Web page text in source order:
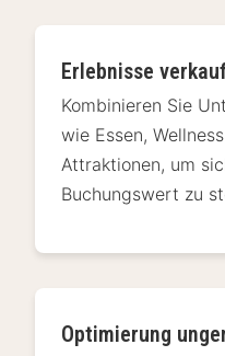
Erlebnisse
Kombinieren Sie
wie Essen,
Attraktionen, um
Buchungswert zu
Optimierung